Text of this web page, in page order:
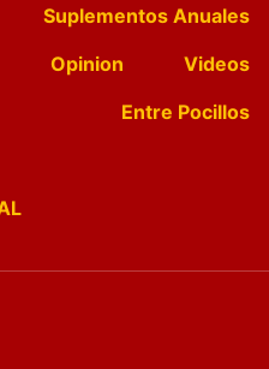
Suplementos Anuales
Opinion
Videos
Entre Pocillos